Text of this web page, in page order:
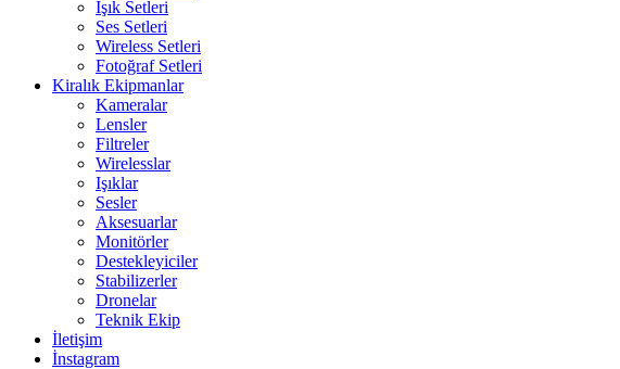
Işık Setleri
Ses Setleri
Wireless Setleri
Fotoğraf Setleri
Kiralık Ekipmanlar
Kameralar
Lensler
Filtreler
Wirelesslar
Işıklar
Sesler
Aksesuarlar
Monitörler
Destekleyiciler
Stabilizerler
Dronelar
Teknik Ekip
İletişim
İnstagram